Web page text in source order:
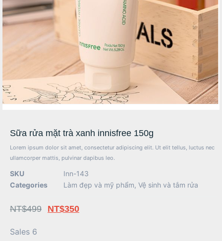
Sữa rửa mặt trà xanh innisfree 150g
Lorem ipsum dolor sit amet, consectetur adipiscing elit. Ut elit tellus, luctus nec
ullamcorper mattis, pulvinar dapibus leo.
SKU
Inn-143
Categories
Làm đẹp và mỹ phẩm, Vệ sinh và tắm rửa
NT$499 NT$350
Sales 6